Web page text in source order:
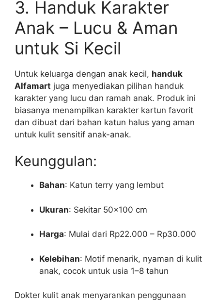
3. Handuk Karakter
Anak – Lucu & Aman
untuk Si Kecil
Untuk keluarga dengan anak kecil, handuk
Alfamart juga menyediakan pilihan handuk
karakter yang lucu dan ramah anak. Produk ini
biasanya menampilkan karakter kartun favorit
dan dibuat dari bahan katun halus yang aman
untuk kulit sensitif anak-anak.
Keunggulan:
Bahan: Katun terry yang lembut
Ukuran: Sekitar 50×100 cm
Harga: Mulai dari Rp22.000 – Rp30.000
Kelebihan: Motif menarik, nyaman di kulit
anak, cocok untuk usia 1–8 tahun
Dokter kulit anak menyarankan penggunaan